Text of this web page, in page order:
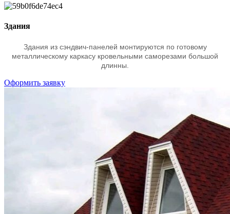
Здания
Здания из сэндвич-панелей монтируются по готовому
металлическому каркасу кровельными саморезами большой
длинны.
Оформить заявку